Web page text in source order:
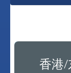
香港/